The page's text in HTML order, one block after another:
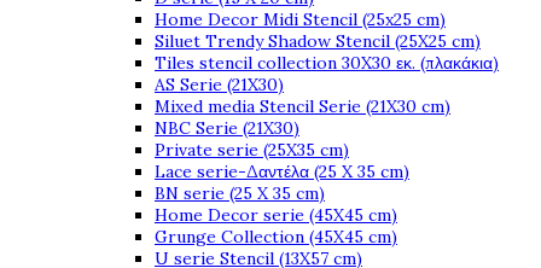
Home Decor Midi Stencil (25x25 cm)
Siluet Trendy Shadow Stencil (25X25 cm)
Tiles stencil collection 30X30 εκ. (πλακάκια)
AS Serie (21X30)
Mixed media Stencil Serie (21X30 cm)
NBC Serie (21X30)
Private serie (25X35 cm)
Lace serie-Δαντέλα (25 X 35 cm)
BN serie (25 X 35 cm)
Home Decor serie (45X45 cm)
Grunge Collection (45X45 cm)
U serie Stencil (13X57 cm)